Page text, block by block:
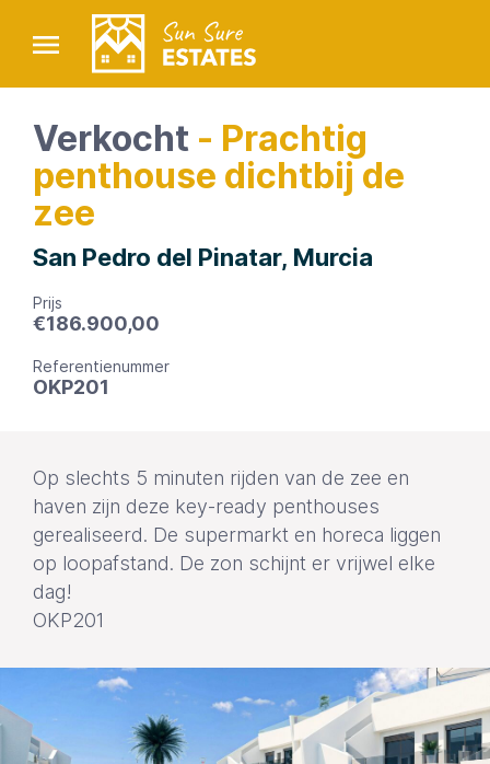
Verkocht - Prachtig
penthouse dichtbij de
zee
San Pedro del Pinatar, Murcia
Prijs
€186.900,00
Referentienummer
OKP201
Op slechts 5 minuten rijden van de zee en
haven zijn deze key-ready penthouses
gerealiseerd. De supermarkt en horeca liggen
op loopafstand. De zon schijnt er vrijwel elke
dag!
OKP201